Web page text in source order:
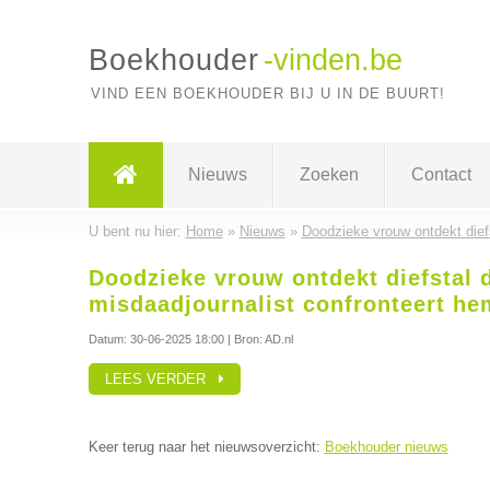
Boekhouder -vinden.be
VIND EEN BOEKHOUDER BIJ U IN DE BUURT!
Nieuws Zoeken Contact
U bent nu hier: Home» Nieuws » Doodzieke vrouw ontdekt
Doodzieke vrouw ontdekt diefstal
misdaadjournalist confronteert
Datum: 30-06-2025 18:00| Bron: AD.nl
LEES VERDER
Keer terug naar het nieuwsoverzicht: Boekhouder nieuws